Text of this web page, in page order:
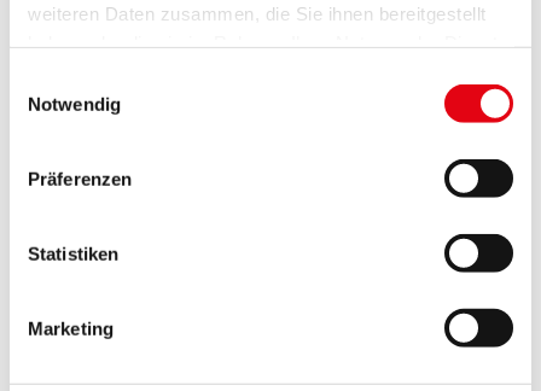
weiteren Daten zusammen, die Sie ihnen bereitgestellt
Notwendig
Präferenzen
Statistiken
Marketing
arbeiten. Das bedeutet unter anderem den
Ausstieg aus Öl und Gas bei der Beheizung von
Gebäuden und den Umstieg auf E-Mobilität, wo
immer das möglich ist. Auch dieses Ziel wird
Nachhaltige Beschaffung:
Im Gesetz wird
in der Landesverwaltung nachhaltigen Kriterien
regionale Wirtschaft.